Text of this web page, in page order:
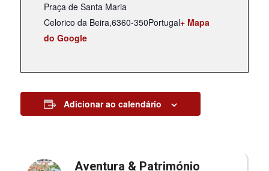
Praça de Santa Maria
Celorico da Beira,6360-350Portugal+ Mapa
do Google
Adicionar ao calendário
Aventura & Património